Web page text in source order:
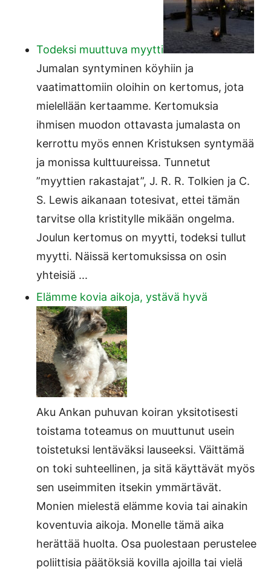
Todeksi muuttuva myytti
Jumalan syntyminen köyhiin ja
vaatimattomiin oloihin on kertomus, jota
mielellään kertaamme. Kertomuksia
ihmisen muodon ottavasta jumalasta on
kerrottu myös ennen Kristuksen syntymää
ja monissa kulttuureissa. Tunnetut
”myyttien rakastajat”, J. R. R. Tolkien ja C.
S. Lewis aikanaan totesivat, ettei tämän
tarvitse olla kristitylle mikään ongelma.
Joulun kertomus on myytti, todeksi tullut
myytti. Näissä kertomuksissa on osin
yhteisiä ...
Elämme kovia aikoja, ystävä hyvä
Aku Ankan puhuvan koiran yksitotisesti
toistama toteamus on muuttunut usein
toistetuksi lentäväksi lauseeksi. Väittämä
on toki suhteellinen, ja sitä käyttävät myös
sen useimmiten itsekin ymmärtävät.
Monien mielestä elämme kovia tai ainakin
koventuvia aikoja. Monelle tämä aika
herättää huolta. Osa puolestaan perustelee
poliittisia päätöksiä kovilla ajoilla tai vielä